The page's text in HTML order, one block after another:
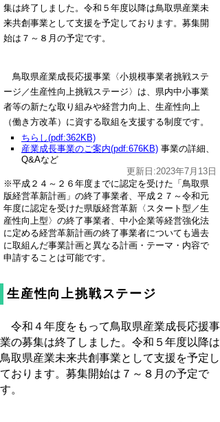
集は終了しました。令和５年度以降は鳥取県産業未
来共創事業として支援を予定しております。募集開
始は７～８月の予定です。
鳥取県産業成長応援事業〈小規模事業者挑戦ステ
ージ／生産性向上挑戦ステージ〉は、県内中小事業
者等の新たな取り組みや経営力向上、生産性向上
（働き方改革）に資する取組を支援する制度です。
ちらし(pdf:362KB)
産業成⻑事業のご案内(pdf:676KB) 事業の詳細、
Q&Aなど
更新日:2023年7月13日
※平成２４～２６年度までに認定を受けた「鳥取県
版経営革新計画」の終了事業者、平成２７～令和元
年度に認定を受けた県版経営革新〈スタート型／生
産性向上型〉の終了事業者、中小企業等経営強化法
に定める経営革新計画の終了事業者についても過去
に取組んだ事業計画と異なる計画・テーマ・内容で
申請することは可能です。
生産性向上挑戦ステージ
令和４年度をもって鳥取県産業成長応援事
業の募集は終了しました。令和５年度以降は
鳥取県産業未来共創事業として支援を予定し
ております。募集開始は７～８月の予定で
す。